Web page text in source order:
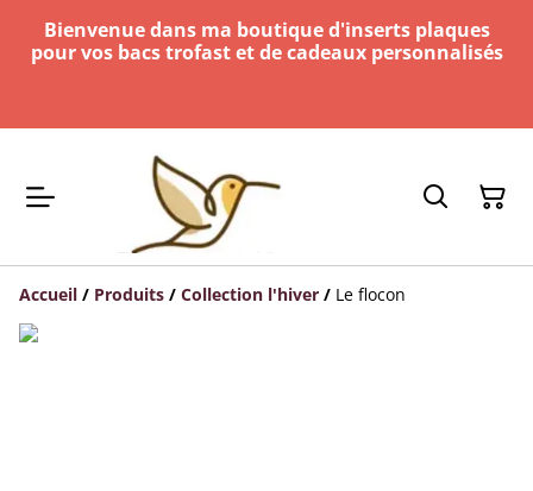
Bienvenue dans ma boutique d'inserts plaques
pour vos bacs trofast et de cadeaux personnalisés
Accueil / Produits / Collection l'hiver / Le flocon